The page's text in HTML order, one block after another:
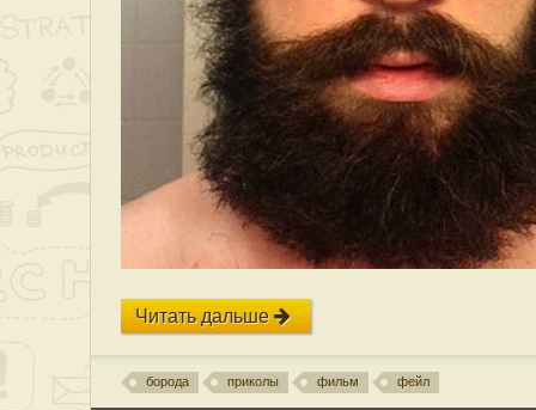
Читать дальше
борода приколы фильм фейл